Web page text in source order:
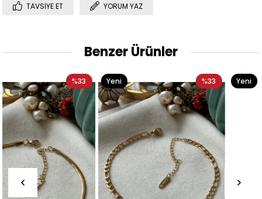
TAVSIYE ET YORUM YAZ
Benzer Ürünler
%33
Yeni
Ürün
%33
Yeni
Ürün